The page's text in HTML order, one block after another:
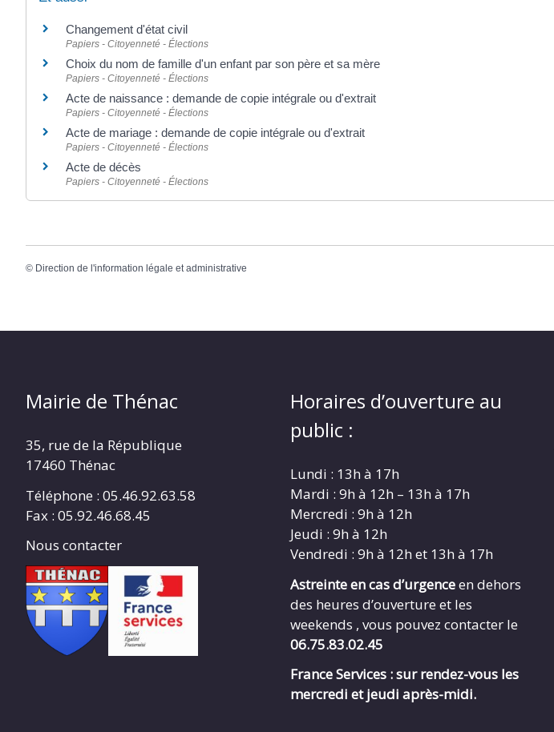
Changement d'état civil
Papiers - Citoyenneté - Élections
Choix du nom de famille d'un enfant par son père et sa mère
Papiers - Citoyenneté - Élections
Acte de naissance : demande de copie intégrale ou d'extrait
Papiers - Citoyenneté - Élections
Acte de mariage : demande de copie intégrale ou d'extrait
Papiers - Citoyenneté - Élections
Acte de décès
Papiers - Citoyenneté - Élections
© Direction de l'information légale et administrative
Mairie de Thénac
35, rue de la République
17460 Thénac
Téléphone : 05.46.92.63.58
Fax : 05.92.46.68.45
Nous contacter
Horaires d’ouverture au
public :
Lundi : 13h à 17h
Mardi : 9h à 12h – 13h à 17h
Mercredi : 9h à 12h
Jeudi : 9h à 12h
Vendredi : 9h à 12h et 13h à 17h
Astreinte en cas d’urgenceen dehors
des heures d’ouverture et les
weekends , vous pouvez contacter le
06.75.83.02.45
France Services : sur rendez-vous les
mercredi et jeudi après-midi.